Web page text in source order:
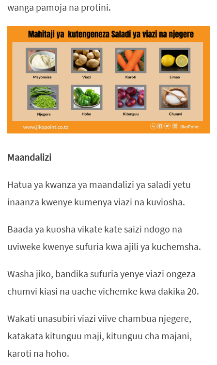
wanga pamoja na protini.
Maandalizi
Hatua ya kwanza ya maandalizi ya saladi yetu
inaanza kwenye kumenya viazi na kuviosha.
Baada ya kuosha vikate kate saizi ndogo na
uviweke kwenye sufuria kwa ajili ya kuchemsha.
Washa jiko, bandika sufuria yenye viazi ongeza
chumvi kiasi na uache vichemke kwa dakika 20.
Wakati unasubiri viazi viive chambua njegere,
katakata kitunguu maji, kitunguu cha majani,
karoti na hoho.